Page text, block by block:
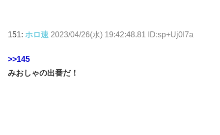
151: ホロ速 2023/04/26(水) 19:42:48.81 ID:sp+Uj0I7a
>>145
みおしゃの出番だ！